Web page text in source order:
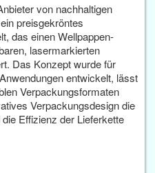
von nachhaltigen
preisgekröntes
das einen Wellpappen-
lasermarkierten
Das Konzept wurde für
entwickelt, lässt
Verpackungsformaten
Verpackungsdesign die
Effizienz der Lieferkette